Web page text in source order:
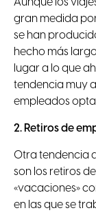
Aunque los
gran medida
se han
hecho más
lugar a lo que
tendencia muy
empleados
2. Retiros de
Otra tendencia
son los retiros
«vacaciones»
en las que se